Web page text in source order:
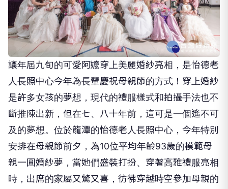
讓年屆九旬的可愛阿嬤穿上美麗婚紗亮相，是怡德老
人長照中心今年為長輩慶祝母親節的方式！穿上婚紗
是許多女孩的夢想，現代的禮服樣式和拍攝手法也不
斷推陳出新，但在七、八十年前，這可是一個遙不可
及的夢想。位於龍潭的怡德老人長照中心，今年特別
安排在母親節前夕，為10位平均年齡93歲的模範母
親一圓婚紗夢，當她們盛裝打扮、穿著高雅禮服亮相
時，出席的家屬又驚又喜，彷彿穿越時空參加母親的